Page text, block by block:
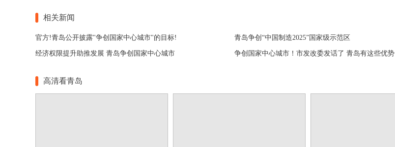
相关新闻
官方!青岛公开披露"争创国家中心城市"的目标! 青岛争创“中国制造2025”国家级示范区
经济权限提升助推发展 青岛争创国家中心城市 争创国家中心城市！市发改委发话了 青岛有这些优势
高清看青岛